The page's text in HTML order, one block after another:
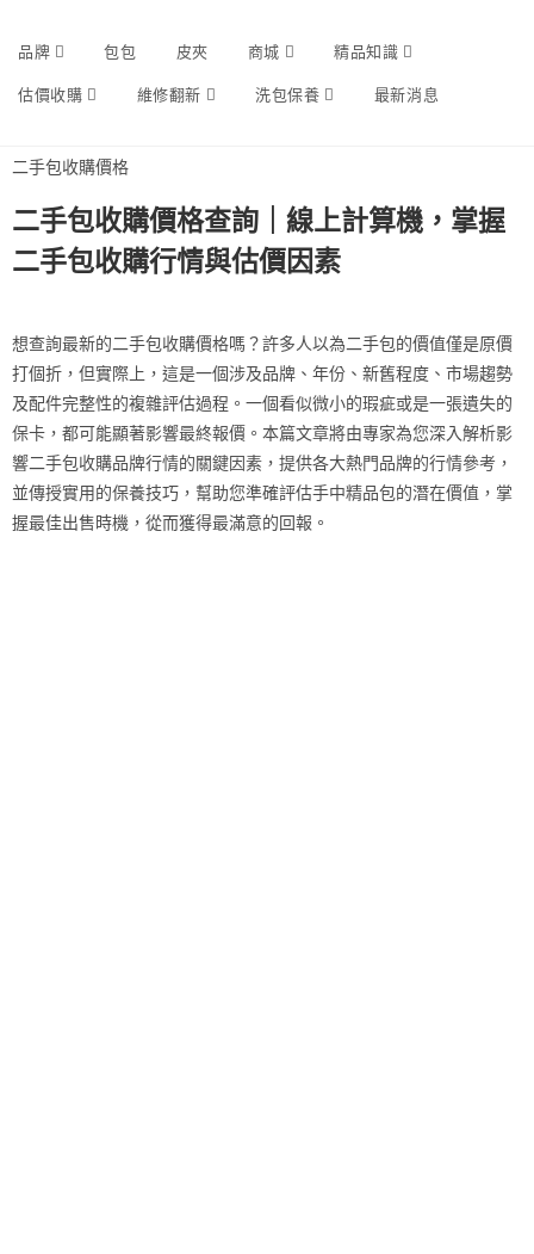
品牌 包包 皮夾 商城 精品知識
估價收購 維修翻新 洗包保養 最新消息
二手包收購價格
二手包收購價格查詢｜線上計算機，掌握
二手包收購行情與估價因素
想查詢最新的二手包收購價格嗎？許多人以為二手包的價值僅是原價
打個折，但實際上，這是一個涉及品牌、年份、新舊程度、市場趨勢
及配件完整性的複雜評估過程。一個看似微小的瑕疵或是一張遺失的
保卡，都可能顯著影響最終報價。本篇文章將由專家為您深入解析影
響二手包收購品牌行情的關鍵因素，提供各大熱門品牌的行情參考，
並傳授實用的保養技巧，幫助您準確評估手中精品包的潛在價值，掌
握最佳出售時機，從而獲得最滿意的回報。